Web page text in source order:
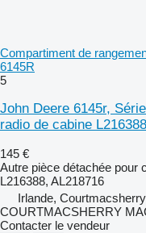
Compartiment de
6145R
5
John Deere 6145r,
radio de cabine
145 €
Autre pièce détachée pour
L216388, AL218716
Irlande, Courtmacsherry
COURTMACSHERRY
Contacter le vendeur